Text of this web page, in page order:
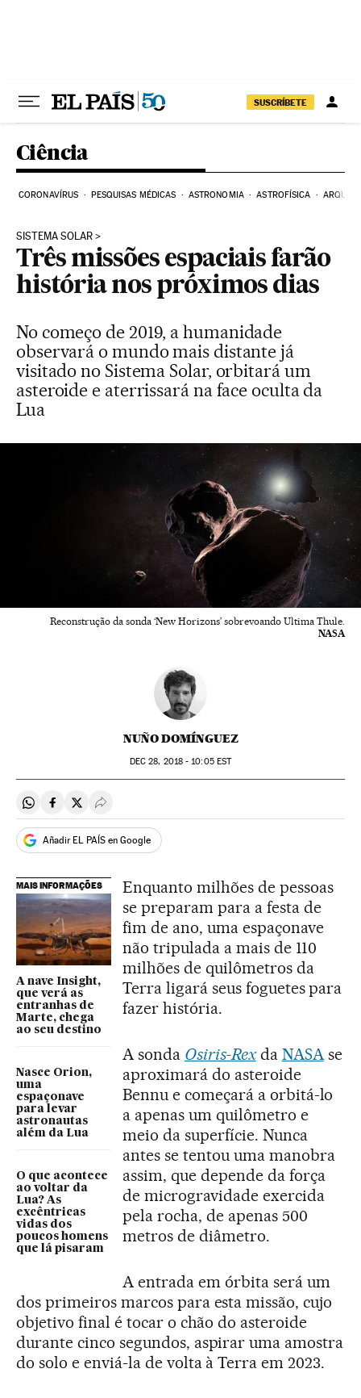
SUSCRÍBETE
Ciência
CORONAVÍRUS PESQUISAS MÉDICAS ASTRONOMIA ASTROFÍSICA
SISTEMA SOLAR
Três missões espaciais farão
história nos próximos dias
No começo de 2019, a humanidade
observará o mundo mais distante já
visitado no Sistema Solar, orbitará um
asteroide e aterrissará na face oculta da
Lua
Reconstrução da sonda ‘New Horizons’ sobrevoando Ultima Thule.
NASA
NUÑO DOMÍNGUEZ
DEC 28, 2018 - 10:05EST
Compartir en Whatsapp
Compartir en Facebook
Compartir en Twitter
Desplegar Redes Sociales
Añadir EL PAÍS en Google
MAIS INFORMAÇÕES
A nave Insight,
que verá as
entranhas de
Marte, chega
ao seu destino
Nasce Orion,
uma
espaçonave
para levar
astronautas
além da Lua
O que acontece
ao voltar da
Lua? As
excêntricas
vidas dos
poucos homens
que lá pisaram
Enquanto milhões de pessoas
se preparam para a festa de
fim de ano, uma espaçonave
não tripulada a mais de 110
milhões de quilômetros da
Terra ligará seus foguetes para
fazer história.
A sonda Osiris-Rexda NASAse
aproximará do asteroide
Bennu e começará a orbitá-lo
a apenas um quilômetro e
meio da superfície. Nunca
antes se tentou uma manobra
assim, que depende da força
de microgravidade exercida
pela rocha, de apenas 500
metros de diâmetro.
A entrada em órbita será um
dos primeiros marcos para esta missão, cujo
objetivo final é tocar o chão do asteroide
durante cinco segundos, aspirar uma amostra
do solo e enviá-la de volta à Terra em 2023.